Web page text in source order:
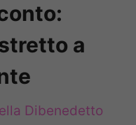
a
Dibenedetto